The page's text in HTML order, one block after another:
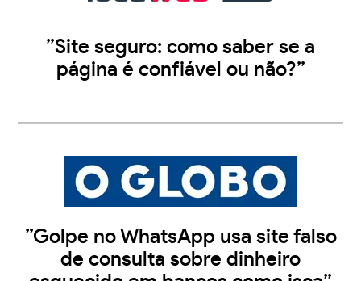
”Site seguro: como saber se a
página é confiável ou não?”
”Golpe no WhatsApp usa site falso
de consulta sobre dinheiro